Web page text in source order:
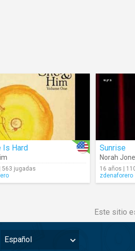
Is Hard
563 jugadas
Sunrise
Norah
16 años |
zdenaforero
Este sitio
Español